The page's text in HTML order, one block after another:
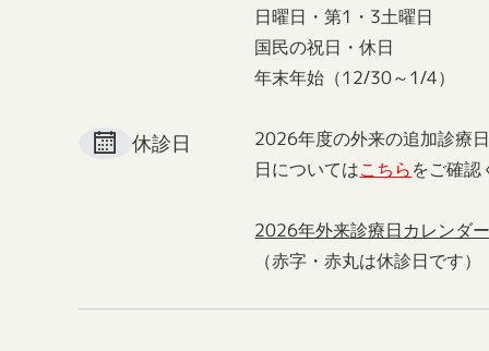
休診日
日曜日・第1・3土曜日
国民の祝日・休日
年末年始（12/30～1/4）
2026年度の外来の追加診療
日についてはこちらをご確認
2026年外来診療日カレンダ
（赤字・赤丸は休診日です）